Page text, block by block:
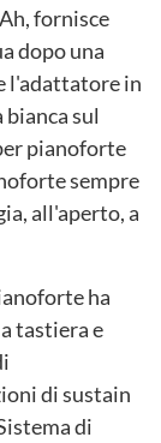
fornisce
dopo una
l'adattatore in
sul
pianoforte
sempre
all'aperto, a
ha
tastiera e
di sustain
di